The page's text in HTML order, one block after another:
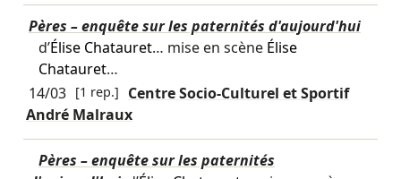
Pères – enquête sur les paternités d'aujourd'hui
d’Élise Chatauret… mise en scène Élise
Chatauret…
14/03 [1 rep.]
Centre Socio-Culturel et Sportif
André Malraux
Pères – enquête sur les paternités